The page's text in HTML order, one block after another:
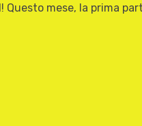
Questo mese, la prima